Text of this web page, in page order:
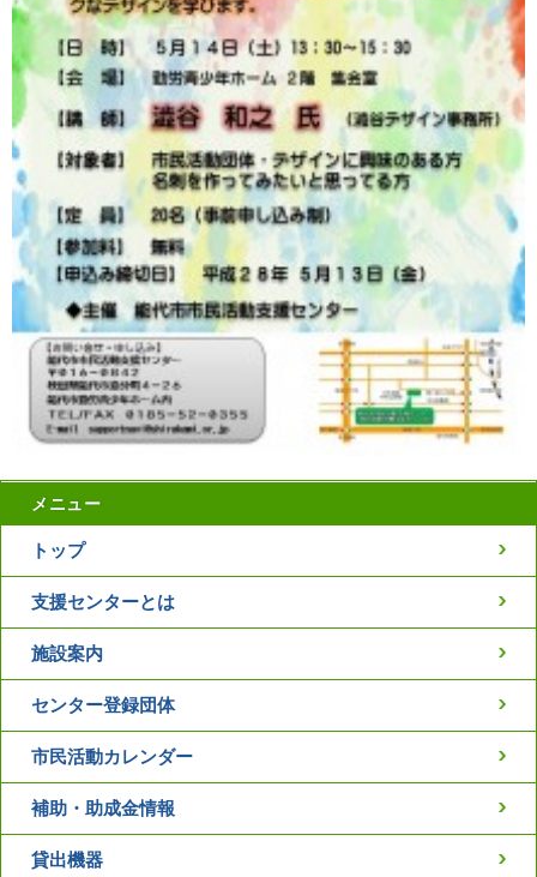
メニュー
トップ
支援センターとは
施設案内
センター登録団体
市民活動カレンダー
補助・助成金情報
貸出機器